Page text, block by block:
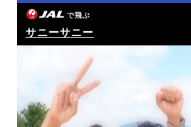
で飛ぶ
サニーサニー